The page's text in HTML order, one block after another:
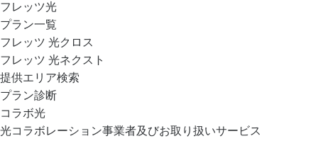
フレッツ光
プラン一覧
フレッツ 光クロス
フレッツ 光ネクスト
提供エリア検索
プラン診断
コラボ光
光コラボレーション事業者及びお取り扱いサービス